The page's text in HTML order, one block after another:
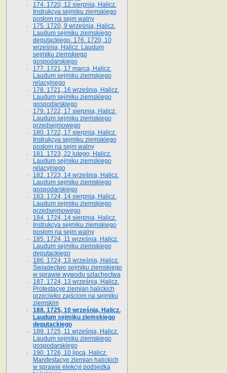
174. 1720, 12 sierpnia, Halicz.
Instrukcya sejmiku ziemskiego
posłom na sejm walny
175. 1720, 9 września, Halicz.
Laudum sejmiku ziemskiego
deputackiego. 176. 1720, 10
września, Halicz. Laudum
sejmiku ziemskiego
gospodarskiego
177. 1721, 17 marca, Halicz.
Laudum sejmiku ziemskiego
relacyjnego
178. 1721, 16 września, Halicz.
Laudum sejmiku ziemskiego
gospodarskiego
179. 1722, 17 sierpnia, Halicz.
Laudum sejmiku ziemskiego
przedsejmowego
180. 1722, 17 sierpnia, Halicz.
Instrukcya sejmiku ziemskiego
posłom na sejm walny
181. 1723, 22 lutego, Halicz.
Laudum sejmiku ziemskiego
relacyjnego
182. 1723, 14 września, Halicz.
Laudum sejmiku ziemskiego
gospodarskiego
183. 1724, 14 sierpnia, Halicz.
Laudum sejmiku ziemskiego
przedsejmowego
184. 1724, 14 sierpnia, Halicz.
Instrukcya sejmiku ziemskiego
posłom na sejm walny
185. 1724, 11 września, Halicz.
Laudum sejmiku ziemskiego
deputackiego
186. 1724, 13 września, Halicz.
Świadectwo sejmiku ziemskiego
w sprawie wywodu szlachectwa
187. 1724, 13 września, Halicz.
Protestacye ziemian halickich
przeciwko zajściom na sejmiku
ziemskim
188. 1725, 10 września, Halicz.
Laudum sejmiku ziemskiego
deputackiego
189. 1725, 11 września, Halicz.
Laudum sejmiku ziemskiego
gospodarskiego
190. 1726, 10 lipca, Halicz.
Manifestacye ziemian halickich
w sprawie elekcyi podsędka